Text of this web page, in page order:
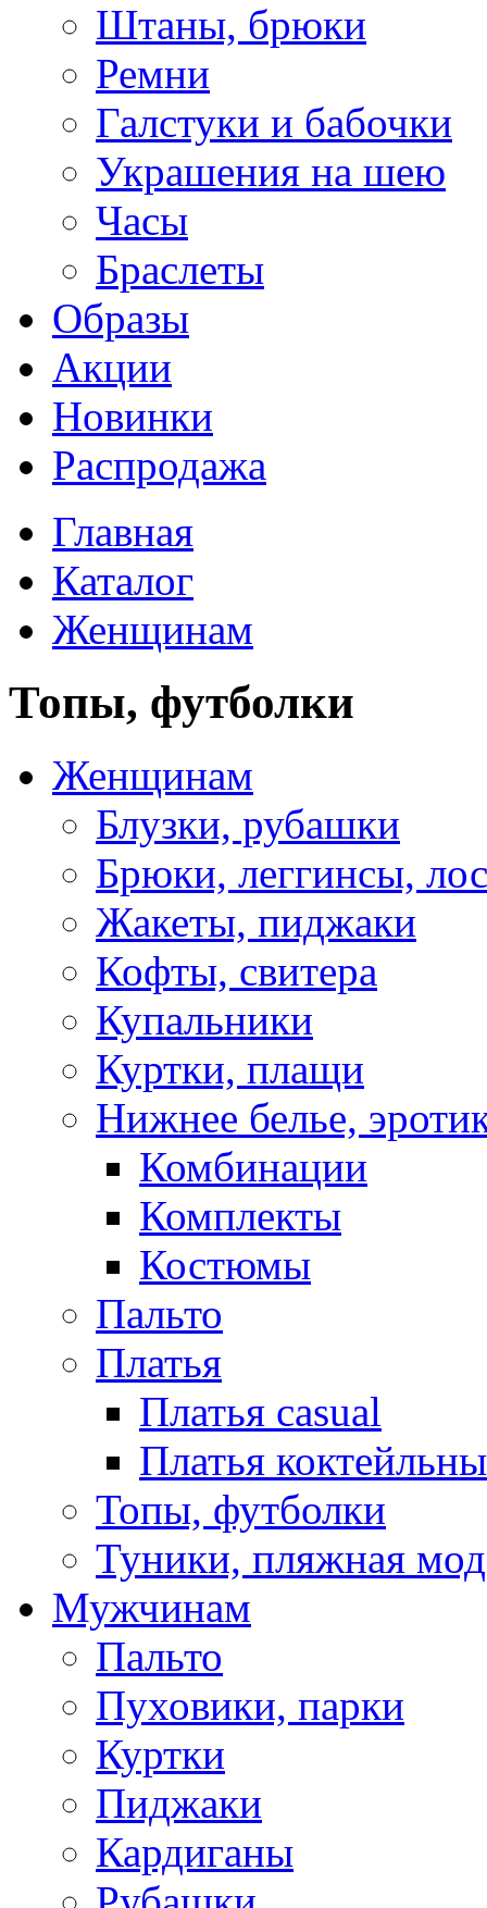
Штаны, брюки
Ремни
Галстуки и бабочки
Украшения на шею
Часы
Браслеты
Образы
Акции
Новинки
Распродажа
Главная
Каталог
Женщинам
Топы, футболки
Женщинам
Блузки, рубашки
Брюки, леггинсы,
Жакеты, пиджаки
Кофты, свитера
Купальники
Куртки, плащи
Нижнее белье,
Комбинации
Комплекты
Костюмы
Пальто
Платья
Платья casual
Платья
Топы, футболки
Туники, пляжная
Мужчинам
Пальто
Пуховики, парки
Куртки
Пиджаки
Кардиганы